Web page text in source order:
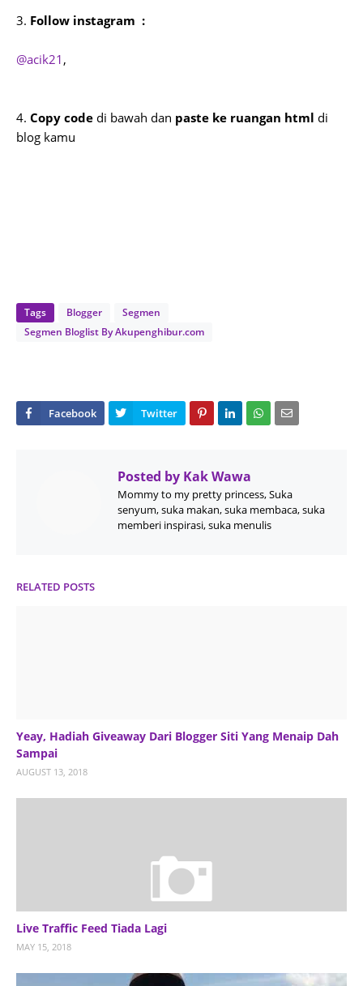
3. Follow instagram :
@acik21 ,
4. Copy code di bawah dan paste ke ruangan html di
blog kamu
Tags Blogger
Segmen
Segmen Bloglist By Akupenghibur.com
Posted by Kak Wawa
Mommy to my pretty princess, Suka
senyum, suka makan, suka membaca, suka
memberi inspirasi, suka menulis
RELATED POSTS
Yeay, Hadiah Giveaway Dari Blogger Siti Yang Menaip Dah
Sampai
AUGUST 13, 2018
Live Traffic Feed Tiada Lagi
MAY 15, 2018